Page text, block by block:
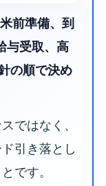
前準備、到
与受取、高
の順で決め
ではなく、
引き落とし
です。